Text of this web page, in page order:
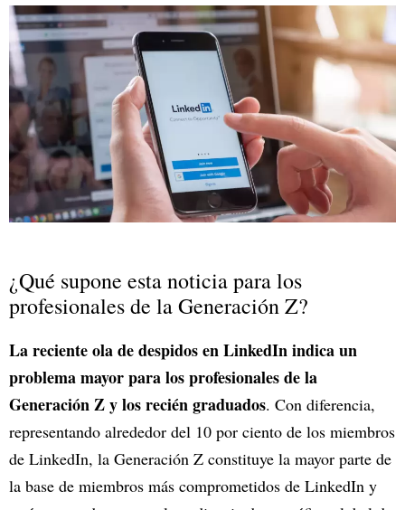
¿Qué supone esta noticia para los
profesionales de la Generación Z?
La reciente ola de despidos en LinkedIn indica un
problema mayor para los profesionales de la
Generación Z y los recién graduados. Con diferencia,
representando alrededor del 10 por ciento de los miembros
de LinkedIn, la Generación Z constituye la mayor parte de
la base de miembros más comprometidos de LinkedIn y